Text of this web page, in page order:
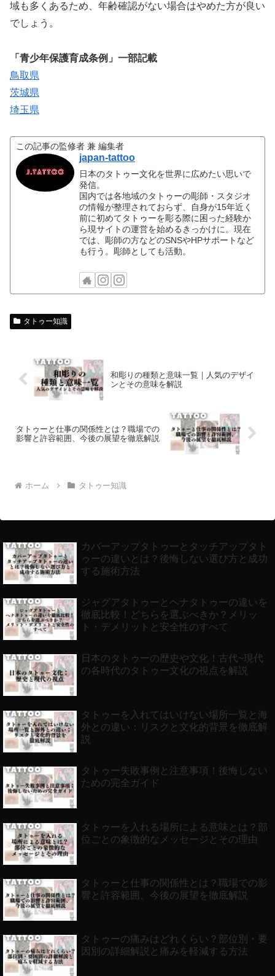
域も多くあるため、年齢確認がない場合はやめた方が良い
でしょう。
「青少年保護育成条例」一部記載
鳥取県
茨城県
埼玉県
この記事の監修者 兼 編集者
japan-tattoo
日本のタトゥー文化を世界に広めたい思いで
発信。
国内では各地域のタトゥーの彫師・スタジオ
の情報が整理されておらず、自身が15年近く
前に初めてタトゥーを彫る際に困った経験か
ら現サイトの運営を始めるきっかけに。現在
では、彫師の方などのSNSやHPサポートなど
も行う。彫師としても活動。
タトゥー知識
和彫りの種類と意味一覧｜人気のデザイ
ンとその意味を解説
タトゥーと仕事の関係性とは？職場での
影響と許容範囲、今後の展望を徹底解説
ホーム タトゥー知識
カバーアップタトゥーとタッチアップタト
ゥーの違いとは？後悔しない選び方と成功
する施術方法
ジャグアタトゥーとヘナタトゥーの違いを
徹底比較！どちらを選ぶべきか？メリッ
ト・デメリットと安全性のすべて
日本のタトゥーの歴史や文化！古代~現代
の各時代のタトゥー文化の視点を解説
タトゥーを入れてはいけない場所一覧と海
外との違い：リスクと文化的背景を徹底解
説
タトゥー失敗事例と注意事項！後悔しない
ための完全ガイド
タトゥーを入れる場所による意味とは？部
位ごとの象徴的なメッセージとその理由
タトゥーと仕事の関係性とは？職場での影
響と許容範囲、今後の展望を徹底解説
タトゥーの痛みはどれくらい？部位別・要
因別の詳細解説と痛みを軽減する方法